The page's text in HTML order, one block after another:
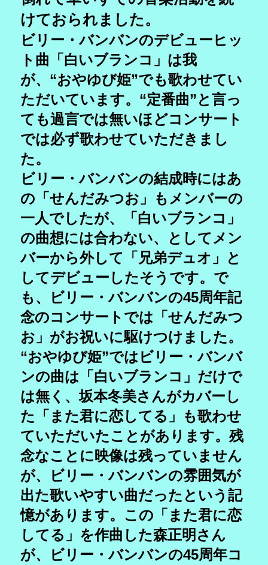
けておられました。
ビリー・バンバンのデビューヒッ
ト曲「白いブランコ」は我
が、“おやゆび姫”でも歌わせてい
ただいています。“定番曲”と言っ
ても過言では無いほどコンサート
では必ず歌わせていただきまし
た。
ビリー・バンバンの結成時にはあ
の「せんだみつお」もメンバーの
一人でしたが、「白いブランコ」
の曲想には合わない、としてメン
バーから外して「兄弟デュオ」と
してデビューしたそうです。で
も、ビリー・バンバンの45周年記
念のコンサートでは「せんだみつ
お」がお祝いに駆けつけました。
“おやゆび姫”ではビリー・バンバ
ンの曲は「白いブランコ」だけで
は無く、坂本冬美さんがカバーし
た「また君に恋してる」も歌わせ
ていただいたことがあります。残
念なことに映像は残っていません
が、ビリー・バンバンの雰囲気が
出た歌いやすい曲だったという記
憶があります。この「また君に恋
してる」を作曲した森正明さん
が、ビリー・バンバンの45周年コ